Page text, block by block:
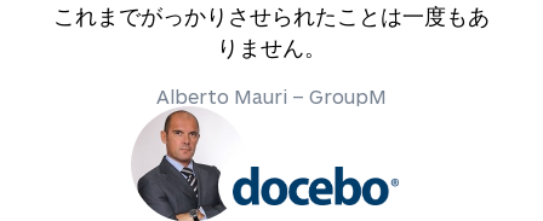
これまでがっかりさせられたことは一度もあ
りません。
Alberto Mauri – GroupM